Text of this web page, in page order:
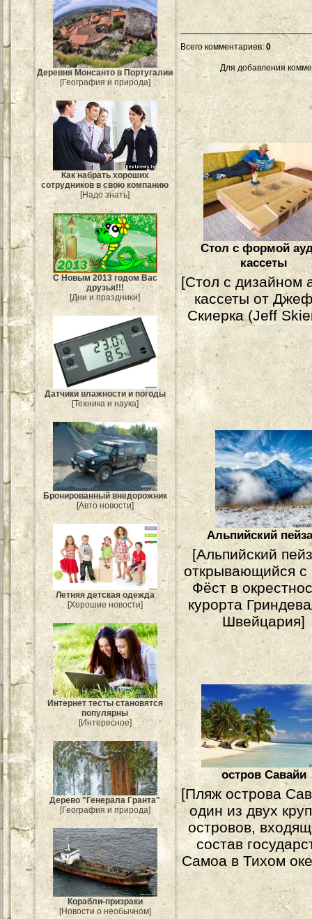
Деревня Монсанто в Португалии
[География и природа]
Как набрать хороших
сотрудников в свою компанию
[Надо знать]
С Новым 2013 годом Вас
друзья!!!
[Дни и праздники]
Датчики влажности и погоды
[Техника и наука]
Бронированный внедорожник
[Авто новости]
Летняя детская одежда
[Хорошие новости]
Интернет тесты становятся
популярны
[Интересное]
Дерево "Генерала Гранта"
[География и природа]
Корабли-призраки
[Новости о необычном]
Всего комментариев:0
Для добавления
Стол с формой
кассеты
[Стол с дизайном
кассеты от
Скиерка (Jeff
Альпийский
[Альпийский
открывающийся с
Фёст в
курорта
Швейцария]
остров Савайи
[Пляж острова
один из двух
островов,
состав
Самоа в Тихом